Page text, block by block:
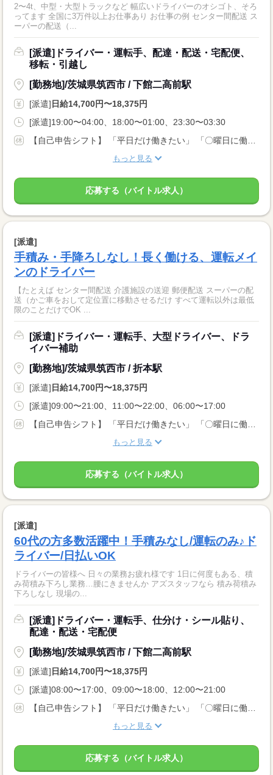
2〜4t、中型・大型トラックなど 幅広いドライバーのオシゴト、そろ
ってます 全国に3万件以上お仕事あり お仕事の例 センター間配送 ス
ーパーの配送（...
[派遣]ドライバー・運転手、配達・配送・宅配便、
移転・引越し
[勤務地]/茨城県筑西市 / 下館二高前駅
[派遣] 日給14,700円〜18,375円
[派遣]19:00〜04:00、18:00〜01:00、23:30〜03:30
もっと見る
応募する（バイトル求人）
[派遣]
手積み・手降ろしなし！長く働ける、運転メイ
ンのドライバー
【たとえば センター間配送 介護施設の送迎 郵便配送 スーパーの配
送（かご車をおして定位置に移動させるだけ すべて運転以外は最低
限のことだけでOK ...
[派遣]ドライバー・運転手、大型ドライバー、ドラ
イバー補助
[勤務地]/茨城県筑西市 / 折本駅
[派遣] 日給14,700円〜18,375円
[派遣]09:00〜21:00、11:00〜22:00、06:00〜17:00
もっと見る
応募する（バイトル求人）
[派遣]
60代の方多数活躍中！手積みなし/運転のみ♪ド
ライバー/日払いOK
ドライバーの皆様へ 日々の業務お疲れ様です 1日に何度もある、積
み荷積み下ろし業務…腰にきませんか アズスタッフなら 積み荷積み
下ろしなし 現場の...
[派遣]ドライバー・運転手、仕分け・シール貼り、
配達・配送・宅配便
[勤務地]/茨城県筑西市 / 下館二高前駅
[派遣] 日給14,700円〜18,375円
[派遣]08:00〜17:00、09:00〜18:00、12:00〜21:00
もっと見る
応募する（バイトル求人）